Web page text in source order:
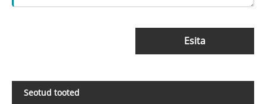
Esita
Seotud tooted